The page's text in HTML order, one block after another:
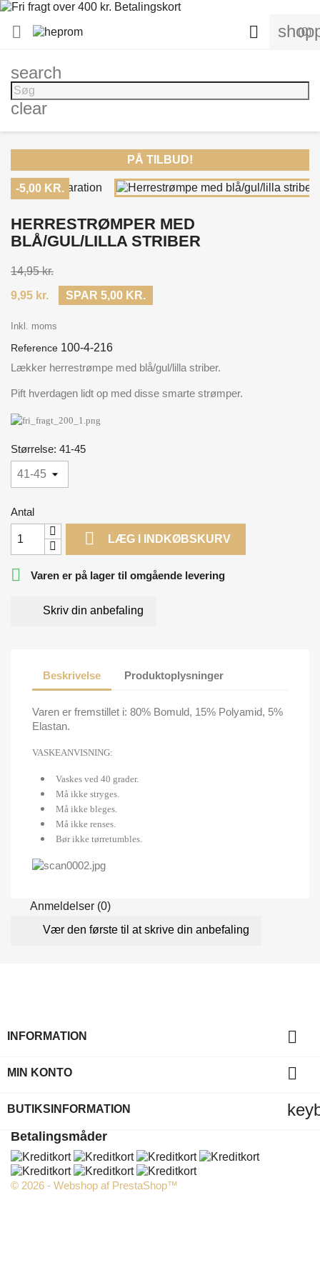
 (0)

search
clear
PÅ TILBUD!
-5,00 KR.
HERRESTRØMPER MED
BLÅ/GUL/LILLA STRIBER
14,95 kr.
9,95 kr.
SPAR 5,00 KR.
Inkl. moms
Reference 100-4-216
Lækker herrestrømpe med blå/gul/lilla striber.
Pift hverdagen lidt op med disse smarte strømper.
Størrelse: 41-45
Antal
 LÆG I INDKØBSKURV
 Varen er på lager til omgående levering
Skriv din anbefaling
Beskrivelse Produktoplysninger
Varen er fremstillet i: 80% Bomuld, 15% Polyamid, 5%
Elastan.
VASKEANVISNING:
Vaskes ved 40 grader.
Må ikke stryges.
Må ikke bleges.
Må ikke renses.
Bør ikke tørretumbles.
Anmeldelser (0)
Vær den første til at skrive din anbefaling
INFORMATION 
MIN KONTO 
BUTIKSINFORMATION
Betalingsmåder
© 2026 - Webshop af PrestaShop™